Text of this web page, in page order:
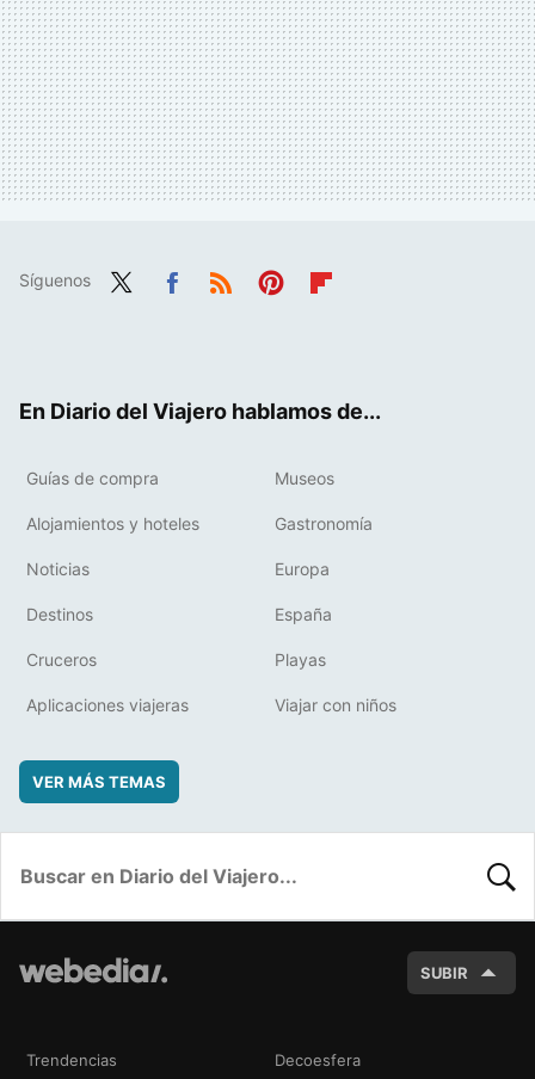
Síguenos
En Diario del Viajero hablamos de...
Guías de compra Museos
Alojamientos y hoteles Gastronomía
Noticias Europa
Destinos España
Cruceros Playas
Aplicaciones viajeras Viajar con niños
VER MÁS TEMAS
SUBIR
Trendencias Decoesfera